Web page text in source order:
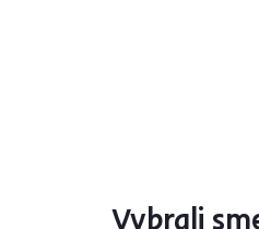
Vybrali